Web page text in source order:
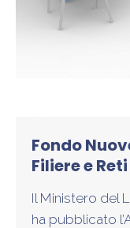
Fondo
Filiere e Reti
Il Ministero del
ha pubblicato